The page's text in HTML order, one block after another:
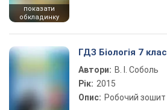
показати
обкладинку
ГДЗ Біологія 7 клас
Автори: В. І. Соболь
Рік: 2015
Опис: Робочий зошит